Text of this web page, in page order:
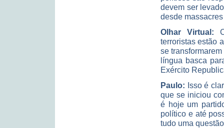
devem ser
desde
Olhar Virtual:
terroristas estão
se
língua basca
Exército
Paulo: Isso é
que se iniciou
é hoje um
político e até
tudo uma